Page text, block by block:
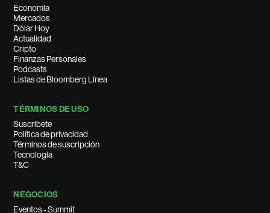
Economía
Mercados
Dólar Hoy
Actualidad
Cripto
Finanzas Personales
Podcasts
Listas de Bloomberg Línea
TÉRMINOS DE USO
Suscríbete
Política de privacidad
Términos de suscripción
Tecnología
T&C
NEGOCIOS
Eventos - Summit